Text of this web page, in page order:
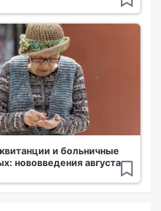
и больничные
нововведения августа